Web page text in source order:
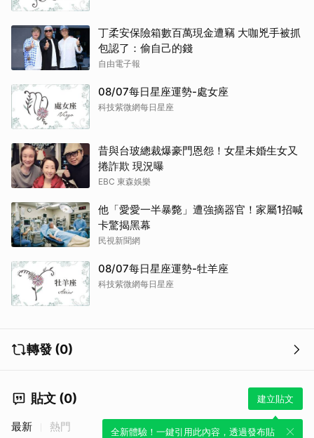
丁柔安保險箱數百萬現金遭竊 大咖兇手被抓
包認了：偷自己的錢
自由電子報
08/07每日星座運勢-處女座
科技紫微網每日星座
昔與台玻總裁爆豪門恩怨！女星未婚生女又
捲詐欺 現況曝
EBC 東森娛樂
他「愛愛一半暴斃」遭強摘器官！家屬1招喊
卡驚揭黑幕
民視新聞網
08/07每日星座運勢-牡羊座
科技紫微網每日星座
轉發 (0)
貼文 (0) 建立貼文
全新體驗！一鍵引用此內容，透過發布貼
最新 熱門